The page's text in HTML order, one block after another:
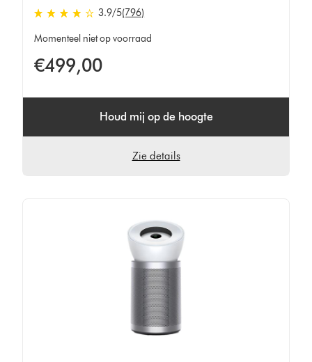
3.9
sterren
5
van
3.9/5(796)
Momenteel niet op voorraad
€499,00
Houd mij op de hoogte
Zie details